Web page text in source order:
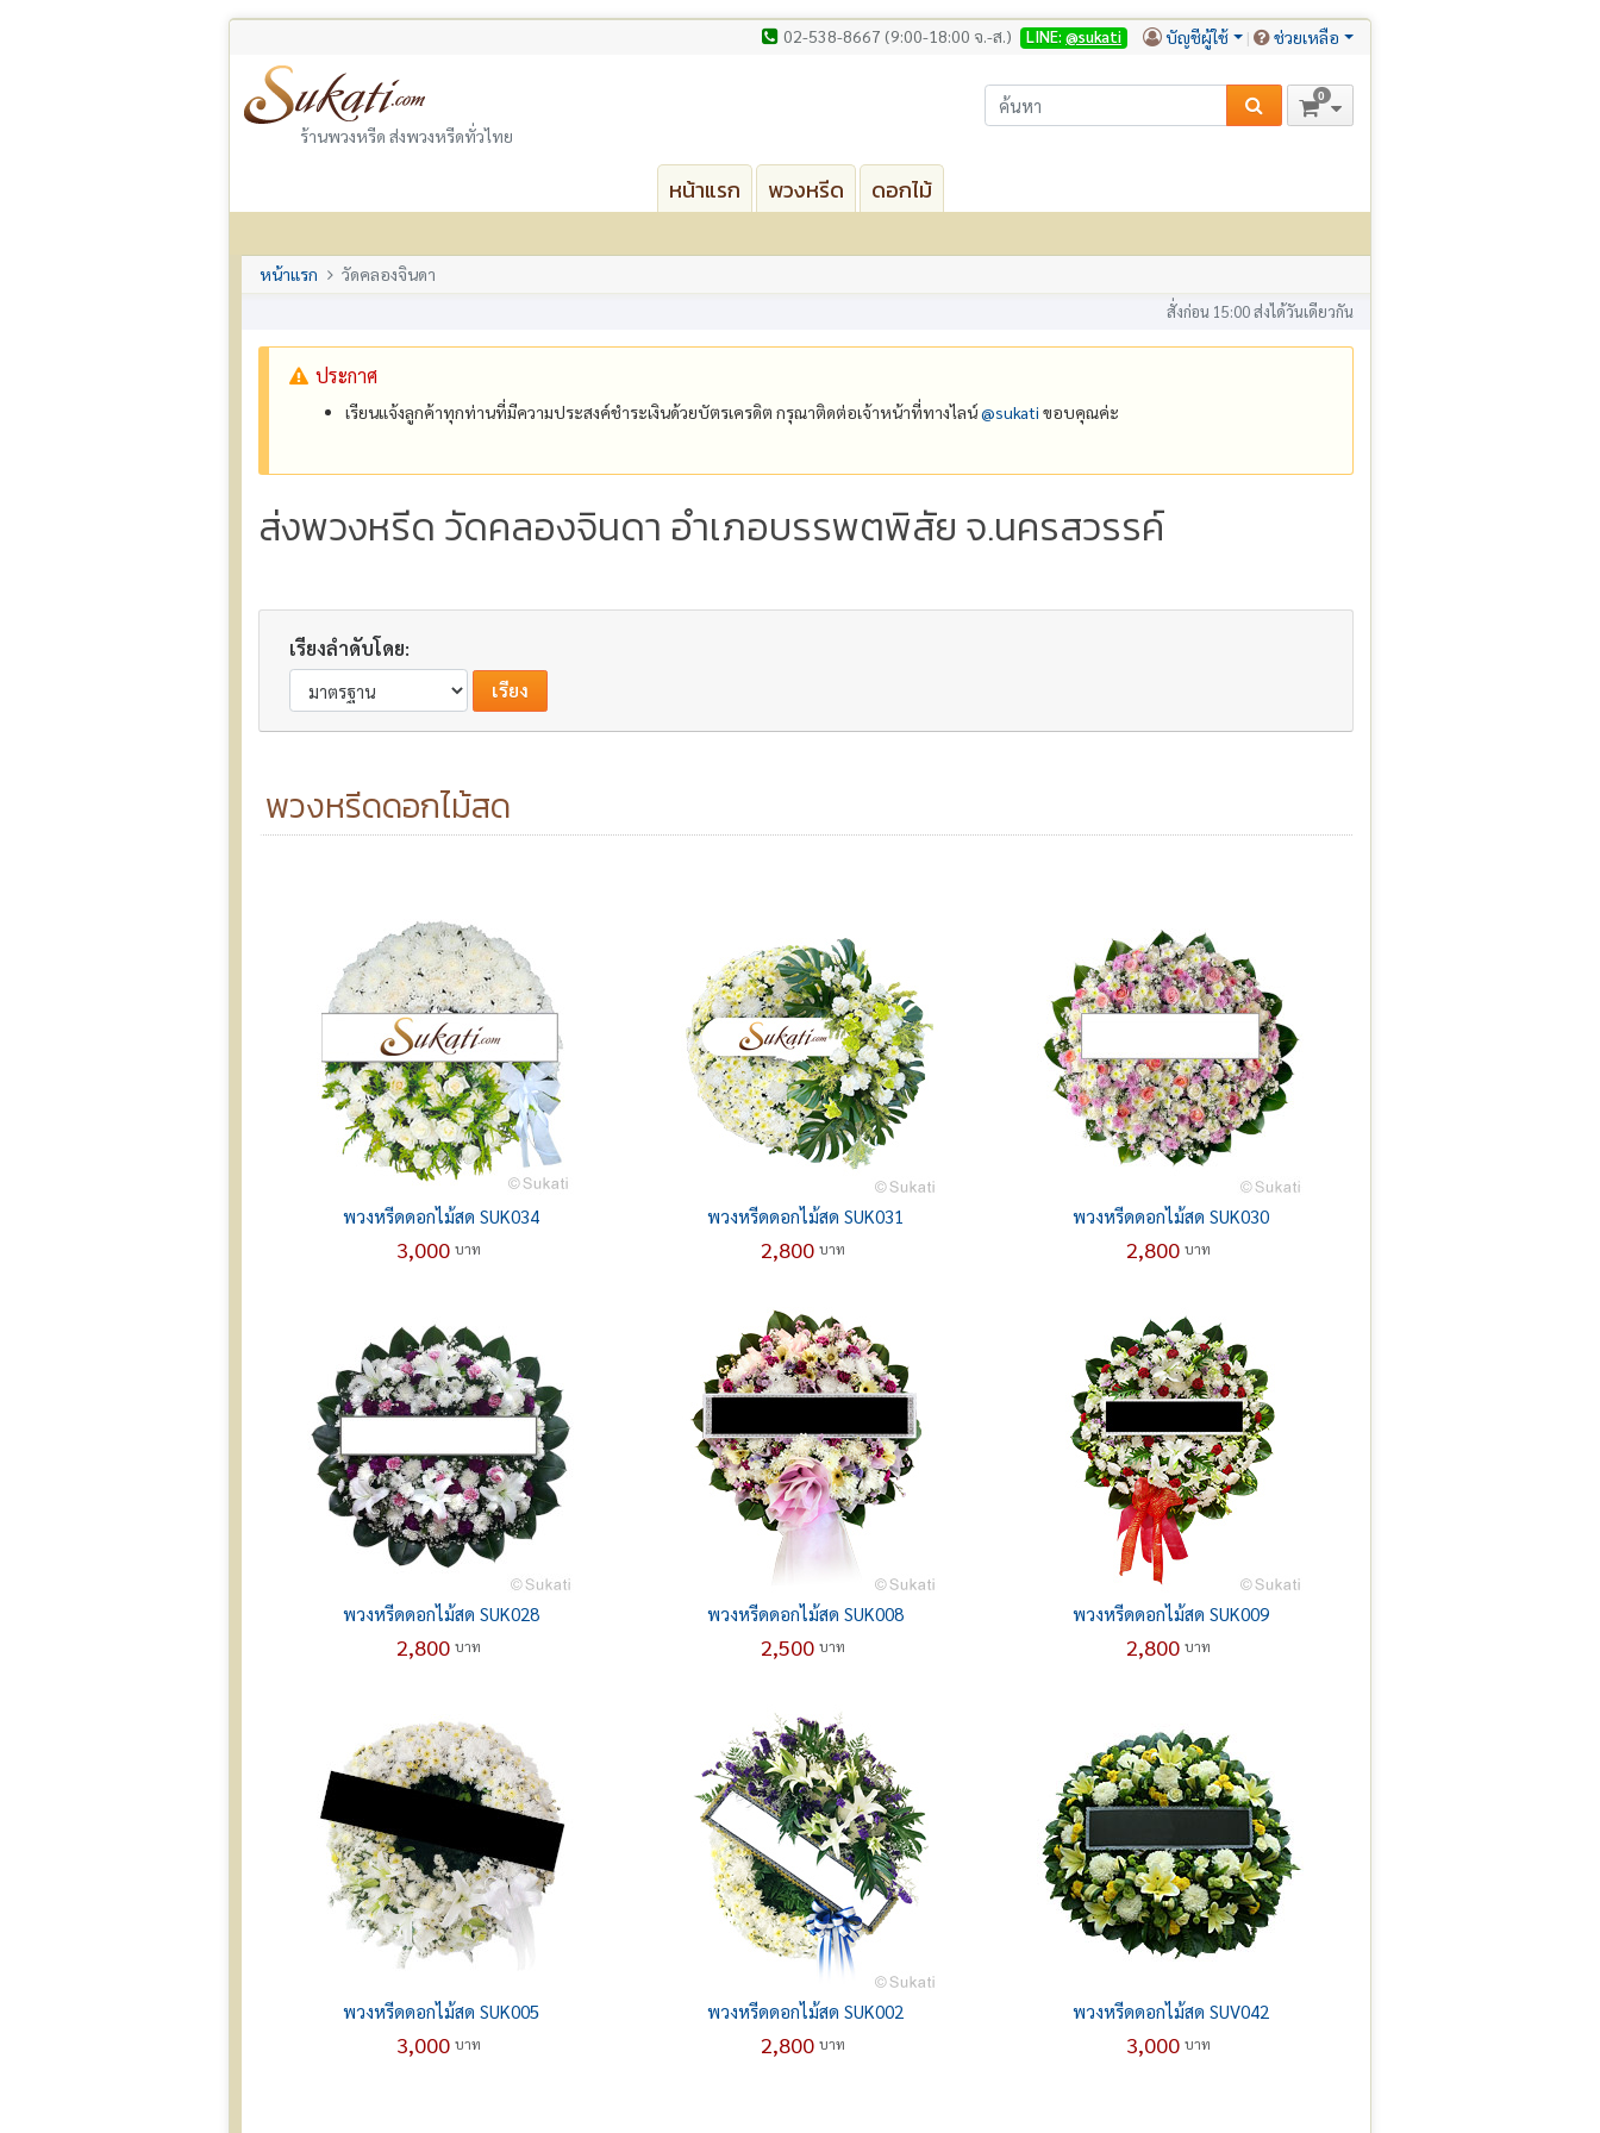
02-538-8667 (9:00-18:00 จ.-ส.) LINE:@sukati บัญชีผู้ใช้ ช่วยเหลือ
ร้านพวงหรีด ส่งพวงหรีดทั่วไทย
0
หน้าแรก พวงหรีด ดอกไม้
หน้าแรก วัดคลองจินดา
สั่งก่อน 15:00 ส่งได้วันเดียวกัน
ประกาศ
เรียนแจ้งลูกค้าทุกท่านที่มีความประสงค์ชำระเงินด้วยบัตรเครดิต กรุณาติดต่อเจ้าหน้าที่ทางไลน์@‌sukati ขอบคุณค่ะ
ส่งพวงหรีด วัดคลองจินดา อำเภอบรรพตพิสัย จ.นครสวรรค์
เรียงลำดับโดย:
พวงหรีดดอกไม้สด
พวงหรีดดอกไม้สด SUK034
3,000 บาท
พวงหรีดดอกไม้สด SUK031
2,800บาท
พวงหรีดดอกไม้สด SUK030
2,800บาท
พวงหรีดดอกไม้สด SUK028
2,800 บาท
พวงหรีดดอกไม้สด SUK008
2,500บาท
พวงหรีดดอกไม้สด SUK009
2,800บาท
พวงหรีดดอกไม้สด SUK005
3,000 บาท
พวงหรีดดอกไม้สด SUK002
2,800บาท
พวงหรีดดอกไม้สด SUV042
3,000บาท